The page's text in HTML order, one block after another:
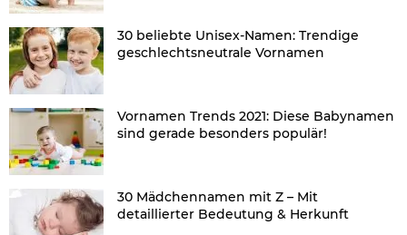
30 beliebte Unisex-Namen: Trendige
geschlechtsneutrale Vornamen
Vornamen Trends 2021: Diese Babynamen
sind gerade besonders populär!
30 Mädchennamen mit Z – Mit
detaillierter Bedeutung & Herkunft